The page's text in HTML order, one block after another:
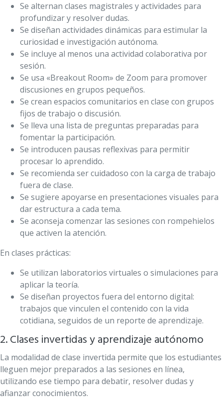
Se alternan clases magistrales y actividades para
profundizar y resolver dudas.
Se diseñan actividades dinámicas para estimular la
curiosidad e investigación autónoma.
Se incluye al menos una actividad colaborativa por
sesión.
Se usa «Breakout Room» de Zoom para promover
discusiones en grupos pequeños.
Se crean espacios comunitarios en clase con grupos
fijos de trabajo o discusión.
Se lleva una lista de preguntas preparadas para
fomentar la participación.
Se introducen pausas reflexivas para permitir
procesar lo aprendido.
Se recomienda ser cuidadoso con la carga de trabajo
fuera de clase.
Se sugiere apoyarse en presentaciones visuales para
dar estructura a cada tema.
Se aconseja comenzar las sesiones con rompehielos
que activen la atención.
En clases prácticas:
Se utilizan laboratorios virtuales o simulaciones para
aplicar la teoría.
Se diseñan proyectos fuera del entorno digital:
trabajos que vinculen el contenido con la vida
cotidiana, seguidos de un reporte de aprendizaje.
2. Clases invertidas y aprendizaje autónomo
La modalidad de clase invertida permite que los estudiantes
lleguen mejor preparados a las sesiones en línea,
utilizando ese tiempo para debatir, resolver dudas y
afianzar conocimientos.